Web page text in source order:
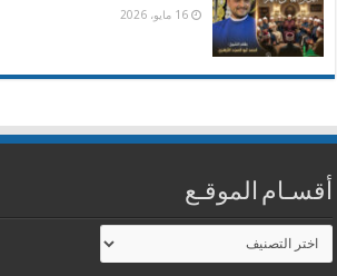
16 مايو، 2026
أقسـام الموقـع
أقسـام
الموقـع